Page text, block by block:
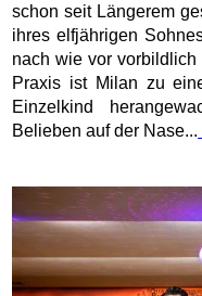
schon seit Längerem
ihres elfjährigen
nach wie vor
Praxis ist Milan zu
Einzelkind
Belieben auf der Nase...